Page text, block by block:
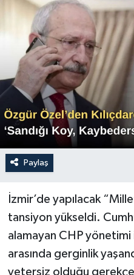
Paylaş
İzmir’de yapılacak
tansiyon yükseldi.
alamayan CHP
arasında gerginlik
yetersiz olduğu